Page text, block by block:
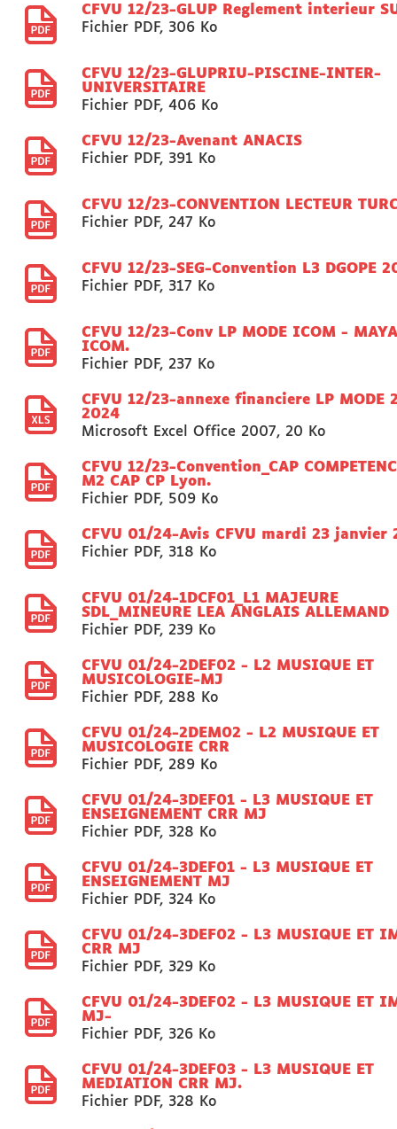
CFVU 12/23-GLUP Reglement interieur
Fichier PDF, 306 Ko
CFVU 12/23-GLUPRIU-PISCINE-INTER-
UNIVERSITAIRE
Fichier PDF, 406 Ko
CFVU 12/23-Avenant ANACIS
Fichier PDF, 391 Ko
CFVU 12/23-CONVENTION LECTEUR
Fichier PDF, 247 Ko
CFVU 12/23-SEG-Convention L3 DGOPE
Fichier PDF, 317 Ko
CFVU 12/23-Conv LP MODE ICOM -
ICOM.
Fichier PDF, 237 Ko
CFVU 12/23-annexe financiere LP MODE
2024
Microsoft Excel Office 2007, 20 Ko
CFVU 12/23-Convention_CAP
M2 CAP CP Lyon.
Fichier PDF, 509 Ko
CFVU 01/24-Avis CFVU mardi 23 janvier
Fichier PDF, 318 Ko
CFVU 01/24-1DCF01_L1 MAJEURE
SDL_MINEURE LEA ANGLAIS ALLEMAND
Fichier PDF, 239 Ko
CFVU 01/24-2DEF02 - L2 MUSIQUE ET
MUSICOLOGIE-MJ
Fichier PDF, 288 Ko
CFVU 01/24-2DEM02 - L2 MUSIQUE ET
MUSICOLOGIE CRR
Fichier PDF, 289 Ko
CFVU 01/24-3DEF01 - L3 MUSIQUE ET
ENSEIGNEMENT CRR MJ
Fichier PDF, 328 Ko
CFVU 01/24-3DEF01 - L3 MUSIQUE ET
ENSEIGNEMENT MJ
Fichier PDF, 324 Ko
CFVU 01/24-3DEF02 - L3 MUSIQUE ET
CRR MJ
Fichier PDF, 329 Ko
CFVU 01/24-3DEF02 - L3 MUSIQUE ET
MJ-
Fichier PDF, 326 Ko
CFVU 01/24-3DEF03 - L3 MUSIQUE ET
MEDIATION CRR MJ.
Fichier PDF, 328 Ko